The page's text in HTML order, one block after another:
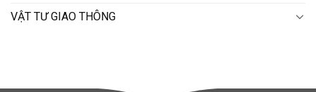
VẬT TƯ GIAO THÔNG